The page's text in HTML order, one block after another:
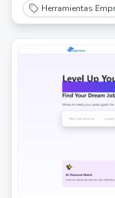
Herramientas